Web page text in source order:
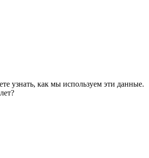
узнать, как мы используем эти данные.